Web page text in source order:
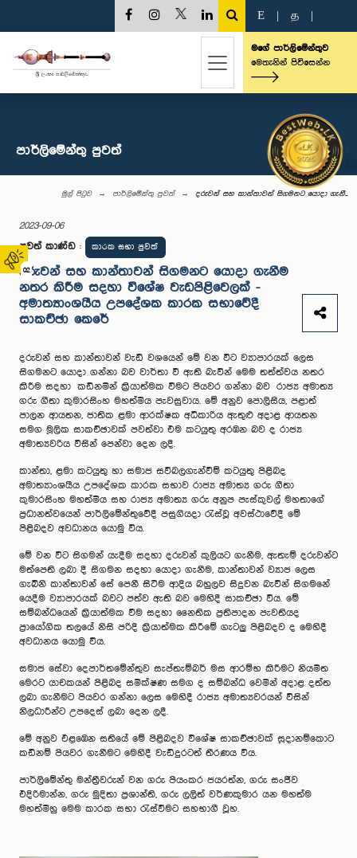
02
E த
මගේ පාර්ලිමේන්තුව
මෙතැනින් පිවිසෙන්න
පාර්ලි‌මේන්තු පුවත්
මුල් පිටුව පාර්ලි‌මේන්තු පුවත් දරුවන් සහ කාන්තාවන් සිගමනට යොදා ගැනී...
2023-09-06
පුවත් කාණ්ඩ : කාරක සභා පුවත්
දරුවන් සහ කාන්තාවන් සිගමනට යොදා ගැනීම
නතර කිරීම සදහා විශේෂ වැඩපිළිවෙලක් -
අමාත්‍යාංශයීය උපදේශක කාරක සභාවේදී
සාකච්ඡා කෙරේ
දරුවන් සහ කාන්තාවන් වැඩි වශයෙන් මේ වන විට ව්‍යාපාරයක් ලෙස
සිගමනට යොදා ගන්නා බව වාර්තා වී ඇති බැවින් මෙම තත්ත්වය නතර
කිරීම සදහා කඩිනමින් ක්‍රියාත්මක වීමට පියවර ගන්නා බව රාජ්‍ය අමාත්‍ය
ගරු ගීතා කුමාරසිංහ මහත්මිය පැවසුවාය. මේ අනුව පොලිසිය, පළාත්
පාලන ආයතන, ජාතික ළමා ආරක්ෂක අධිකාරිය ඇතුළු අදාළ ආයතන
සමග මූලික සාකච්ඡාවක් පවත්වා එම කටයුතු අරඹන බව ද රාජ්‍ය
අමාත්‍යවරිය විසින් පෙන්වා දෙන ලදී.
කාන්තා, ළමා කටයුතු හා සමාජ සවිබලගැන්වීම් කටයුතු පිළිබද
අමාත්‍යාංශයීය උපදේශක කාරක සභාව රාජ්‍ය අමාත්‍ය ගරු ගීතා
කුමාරසිංහ මහත්මිය සහ රාජ්‍ය අමාත්‍ය ගරු අනුප පැස්කුවල් මහතාගේ
ප්‍රධානත්වයෙන් පාර්ලිමේන්තුවේදී පසුගියදා රැස්වූ අවස්ථාවේදී මේ
පිළිබදව අවධානය යොමු විය.
මේ වන විට සිගමන් යැදීම සදහා දරුවන් කුලියට ගැනීම, ඇතැම් දරුවන්ට
මත්පෙති ලබා දී සිගමන සදහා යොදා ගැනීම, කාන්තාවන් ව්‍යාජ ලෙස
ගැබිනි කාන්තාවන් සේ පෙනී සිටිම ආදිය බහුලව සිදුවන බැවින් සිගමනේ
යෙදීම ව්‍යාපාරයක් බවට පත්ව ඇති බව මෙහිදී සාකච්ඡා විය. මේ
සම්බන්ධයෙන් ක්‍රියාත්මක වීම සදහා නෛතික ප්‍රතිපාදන පැවතියද
ප්‍රායෝගික තලයේ නිසි පරිදි ක්‍රියාත්මක කිරීමේ ගැටලු පිළි‍බදව ද මෙහිදී
අවධානය යොමු විය.
සමාජ සේවා දෙපාර්තමේන්තුව සැප්තැම්බර් මස ආරම්භ කිරීමට නියමිත
‍මෙරට යාචකයන් පිළිබද සමීක්ෂණ සමග ද සම්බන්ධ වෙමින් අදාළ දත්ත
ලබා ගැනීමට පියවර ගන්නා ලෙස මෙහිදී රාජ්‍ය අමාත්‍යවරයන් විසින්
නිලධාරීන්ට උපදෙස් ලබා දෙන ලදී.
මේ අනුව එළඹෙන සතියේ මේ පිළිබදව විශේෂ සාකච්ඡාවක් සූදානම්කොට
කඩිනම් පියවර ගැනීමට මෙහිදී වැඩිදුරටත් තීරණය විය.
පාර්ලිමේන්තු මන්ත්‍රීවරුන් වන ගරු පියංකර ජයරත්න, ගරු සංජීව
එදිරිමාන්න, ගරු මුදිතා ප්‍රශාන්ති, ගරු ලලිත් වර්ණකුමාර යන මහත්ම
මහත්මීහු මෙම කාරක සභා රැස්වීමට සහභාගී වූහ.